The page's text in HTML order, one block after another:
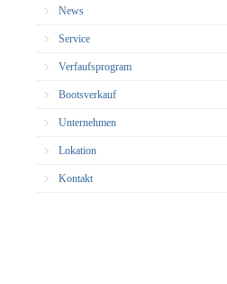
News
Service
Verfaufsprogram
Bootsverkauf
Unternehmen
Lokation
Kontakt